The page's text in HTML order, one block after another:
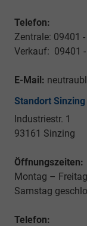
Telefon:
Zentrale: 09401
Verkauf: 09401
E-Mail:
Standort Sinzing
Industriestr. 1
93161 Sinzing
Öffnungszeiten:
Montag –
Samstag
Telefon: